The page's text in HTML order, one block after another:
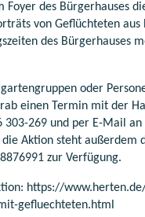
Foyer des Bürgerhauses
von Geflüchteten
des Bürgerhauses
oder
einen Termin mit der
303-269 und per E-Mail
die Aktion steht außerdem
zur Verfügung.
https://
gefluechteten.html